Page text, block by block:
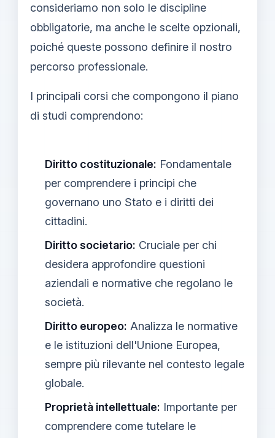
consideriamo non solo le discipline
obbligatorie, ma anche le scelte opzionali,
poiché queste possono definire il nostro
percorso professionale.
I principali corsi che compongono il piano
di studi comprendono:
Diritto costituzionale: Fondamentale
per comprendere i principi che
governano uno Stato e i diritti dei
cittadini.
Diritto societario: Cruciale per chi
desidera approfondire questioni
aziendali e normative che regolano le
società.
Diritto europeo: Analizza le normative
e le istituzioni dell'Unione Europea,
sempre più rilevante nel contesto legale
globale.
Proprietà intellettuale: Importante per
comprendere come tutelare le